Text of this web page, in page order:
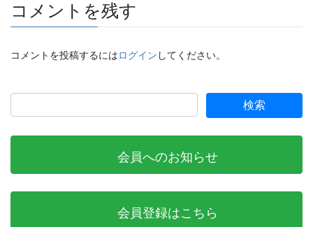
コメントを残す
コメントを投稿するにはログイン してください。
会員へのお知らせ
会員登録はこちら